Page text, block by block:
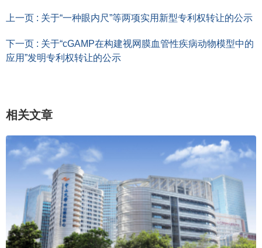
上一页 : 关于“一种眼内尺”等两项实用新型专利权转让的公示
下一页 : 关于“cGAMP在构建视网膜血管性疾病动物模型中的
应用”发明专利权转让的公示
相关文章